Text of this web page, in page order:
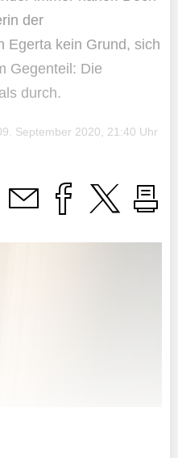
der
Egerta kein Grund, sich
Gegenteil: Die
durch.
September 2020, 21:40 Uhr